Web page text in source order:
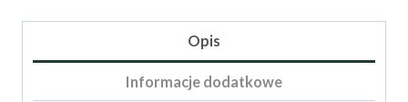
II
Opis
Informacje dodatkowe